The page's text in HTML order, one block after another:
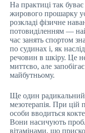
На практиці так
жирового прошарку
розкладі фізичне
потовиділенням —
час занять спортом
по судинах і, як
речовин в шкіру. Це
миттєво, але
майбутньому.
Ще один
мезотерапія. При цій
особи вводиться
Вони насичують
вітамінами, що